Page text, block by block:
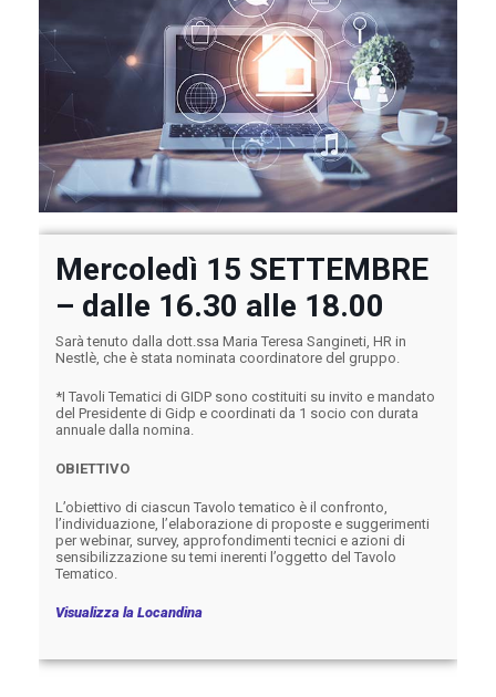
Mercoledì 15 SETTEMBRE
– dalle 16.30 alle 18.00
Sarà tenuto dalla dott.ssa Maria Teresa Sangineti, HR in
Nestlè, che è stata nominata coordinatore del gruppo.
*I Tavoli Tematici di GIDP sono costituiti su invito e mandato
del Presidente di Gidp e coordinati da 1 socio con durata
annuale dalla nomina.
OBIETTIVO
L’obiettivo di ciascun Tavolo tematico è il confronto,
l’individuazione, l’elaborazione di proposte e suggerimenti
per webinar, survey, approfondimenti tecnici e azioni di
sensibilizzazione su temi inerenti l’oggetto del Tavolo
Tematico.
Visualizza la Locandina